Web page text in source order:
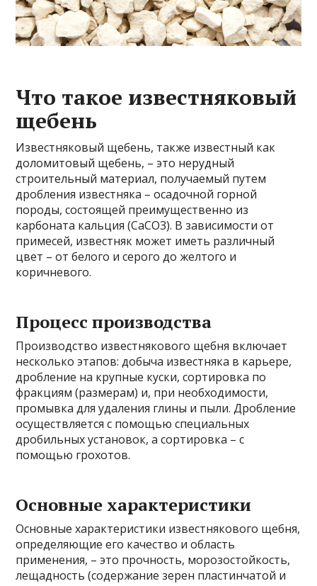
Что такое известняковый
щебень
Известняковый щебень, также известный как
доломитовый щебень, – это нерудный
строительный материал, получаемый путем
дробления известняка – осадочной горной
породы, состоящей преимущественно из
карбоната кальция (CaCO3). В зависимости от
примесей, известняк может иметь различный
цвет – от белого и серого до желтого и
коричневого.
Процесс производства
Производство известнякового щебня включает
несколько этапов: добыча известняка в карьере,
дробление на крупные куски, сортировка по
фракциям (размерам) и, при необходимости,
промывка для удаления глины и пыли. Дробление
осуществляется с помощью специальных
дробильных установок, а сортировка – с
помощью грохотов.
Основные характеристики
Основные характеристики известнякового щебня,
определяющие его качество и область
применения, – это прочность, морозостойкость,
лещадность (содержание зерен пластинчатой и